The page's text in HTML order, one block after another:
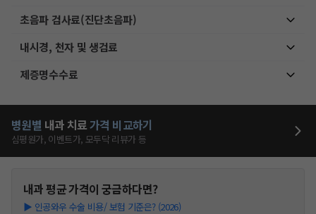
초음파 검사료(진단초음파)
내시경, 천자 및 생검료
제증명수수료
병원별 내과 치료가격 비교하기
심평원가, 이벤트가, 모두닥 리뷰가 등
내과평균 가격이 궁금하다면?
▶ 인공와우 수술 비용/ 보험 기준은? (2026)